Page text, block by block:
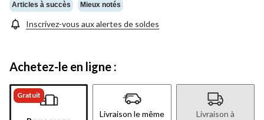
Articles à succès Mieux notés
Inscrivez-vous aux alertes de soldes
Achetez-le en ligne :
Gratuit
Livraison le même
Livraison à